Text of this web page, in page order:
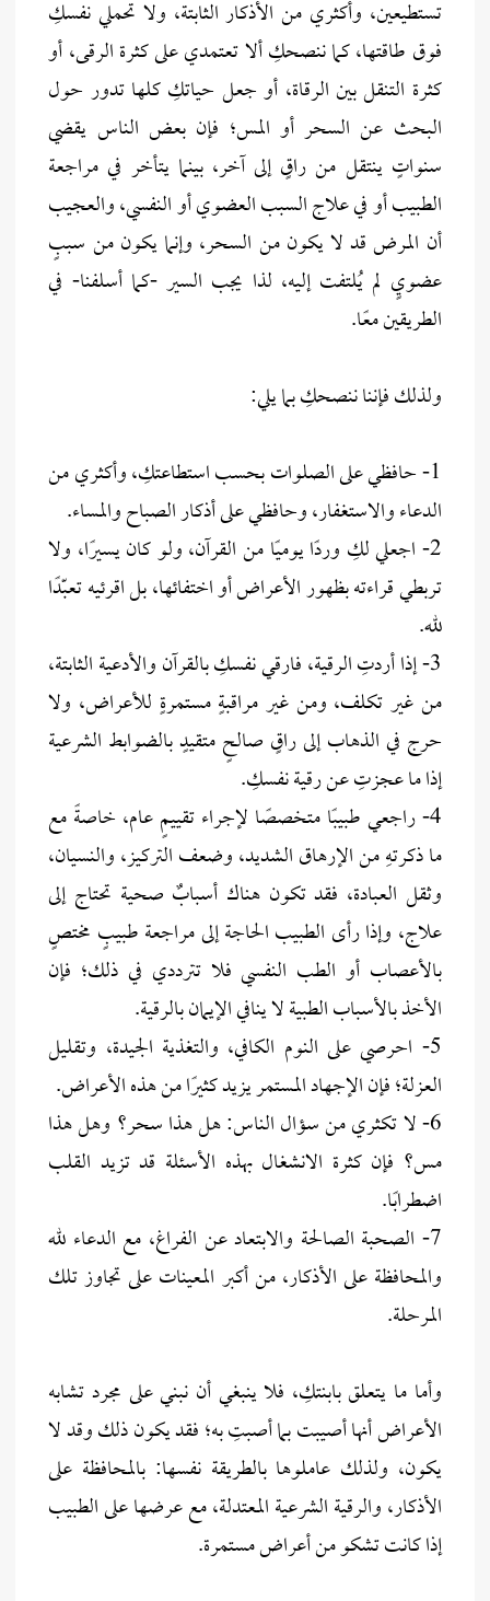
تستطيعين، وأكثري من الأذكار الثابتة، ولا تحملي نفسكِ
فوق طاقتها، كما ننصحكِ ألا تعتمدي على كثرة الرقى، أو
كثرة التنقل بين الرقاة، أو جعل حياتكِ كلها تدور حول
البحث عن السحر أو المس؛ فإن بعض الناس يقضي
سنواتٍ ينتقل من راقٍ إلى آخر، بينما يتأخر في مراجعة
الطبيب أو في علاج السبب العضوي أو النفسي، والعجيب
أن المرض قد لا يكون من السحر، وإنما يكون من سببٍ
عضويٍ لم يُلتفت إليه، لذا يجب السير -كما أسلفنا- في
الطريقين معًا.
ولذلك فإننا ننصحكِ بما يلي:
1- حافظي على الصلوات بحسب استطاعتكِ، وأكثري من
الدعاء والاستغفار، وحافظي على أذكار الصباح والمساء.
2- اجعلي لكِ وردًا يوميًا من القرآن، ولو كان يسيرًا، ولا
تربطي قراءته بظهور الأعراض أو اختفائها، بل اقرئيه تعبّدًا
لله.
3- إذا أردتِ الرقية، فارقي نفسكِ بالقرآن والأدعية الثابتة،
من غير تكلف، ومن غير مراقبةٍ مستمرةٍ للأعراض، ولا
حرج في الذهاب إلى راقٍ صالحٍ متقيدٍ بالضوابط الشرعية
إذا ما عجزتِ عن رقية نفسكِ.
4- راجعي طبيبًا متخصصًا لإجراء تقييمٍ عام، خاصةً مع
ما ذكرتهِ من الإرهاق الشديد، وضعف التركيز، والنسيان،
وثقل العبادة، فقد تكون هناك أسبابٌ صحية تحتاج إلى
علاج، وإذا رأى الطبيب الحاجة إلى مراجعة طبيبٍ مختصٍ
بالأعصاب أو الطب النفسي فلا تترددي في ذلك؛ فإن
الأخذ بالأسباب الطبية لا ينافي الإيمان بالرقية.
5- احرصي على النوم الكافي، والتغذية الجيدة، وتقليل
العزلة؛ فإن الإجهاد المستمر يزيد كثيرًا من هذه الأعراض.
6- لا تكثري من سؤال الناس: هل هذا سحر؟ وهل هذا
مس؟ فإن كثرة الانشغال بهذه الأسئلة قد تزيد القلب
اضطرابًا.
7- الصحبة الصالحة والابتعاد عن الفراغ، مع الدعاء لله
والمحافظة على الأذكار، من أكبر المعينات على تجاوز تلك
المرحلة.
وأما ما يتعلق بابنتكِ، فلا ينبغي أن نبني على مجرد تشابه
الأعراض أنها أصيبت بما أصبتِ به؛ فقد يكون ذلك وقد لا
يكون، ولذلك عاملوها بالطريقة نفسها: بالمحافظة على
الأذكار، والرقية الشرعية المعتدلة، مع عرضها على الطبيب
إذا كانت تشكو من أعراض مستمرة.